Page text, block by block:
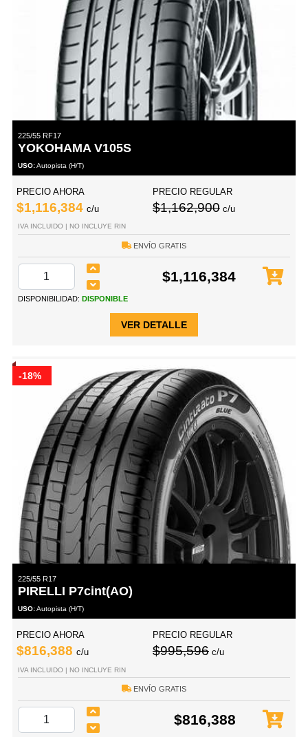
225/55 RF17
YOKOHAMA V105S
USO:Autopista (H/T)
PRECIO AHORA
$1,116,384 c/u
PRECIO REGULAR
$1,162,900 c/u
IVA INCLUIDO | NO INCLUYE RIN
ENVÍO GRATIS
$1,116,384
DISPONIBILIDAD: DISPONIBLE
VER DETALLE
-18%
225/55 R17
PIRELLI P7cint(AO)
USO:Autopista (H/T)
PRECIO AHORA
$816,388 c/u
PRECIO REGULAR
$995,596 c/u
IVA INCLUIDO | NO INCLUYE RIN
ENVÍO GRATIS
$816,388